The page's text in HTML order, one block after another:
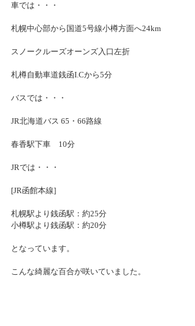
車では・・・
札幌中心部から国道5号線小樽方面へ24km
スノークルーズオーンズ入口左折
札樽自動車道銭函I.Cから5分
バスでは・・・
JR北海道バス 65・66路線
春香駅下車　10分
JRでは・・・
[JR函館本線]
札幌駅より銭函駅：約25分
小樽駅より銭函駅：約20分
となっています。
こんな綺麗な百合が咲いていました。